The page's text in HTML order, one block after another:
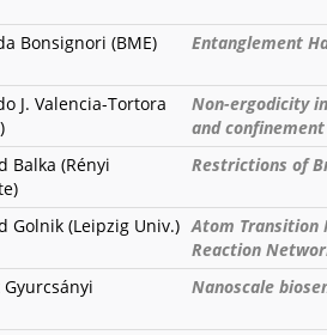
Bonsignori (BME) Entanglement
J. Valencia-Tortora
Non-ergodicity
and confinement
Balka (Rényi
Restrictions of
Golnik (Leipzig Univ.) Atom Transition
Reaction
Nanoscale